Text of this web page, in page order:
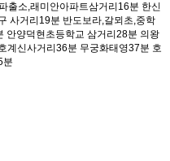
출소,래미안아파트삼거리 16분 한신
사거리 19분 반도보라,갈뫼초,중학
안양덕현초등학교 삼거리 28분 의왕
계신사거리 36분 무궁화태영37분 호
분